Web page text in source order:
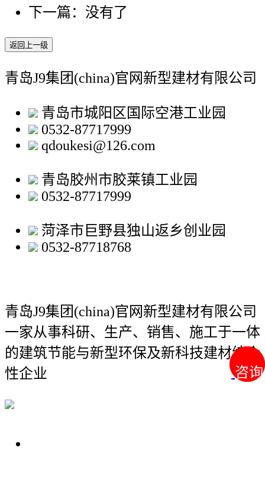
咨询
咨询
下一篇：没有了
返回上一级
青岛J9集团(china)官网新型建材有限公司
青岛市城阳区国际空港工业园
0532-87717999
qdoukesi@126.com
青岛胶州市胶莱镇工业园
0532-87717999
菏泽市巨野县独山返乡创业园
0532-87718768
青岛J9集团(china)官网新型建材有限公司
一家从事科研、生产、销售、施工于一体
的建筑节能与新型环保及新科技建材综合
性企业